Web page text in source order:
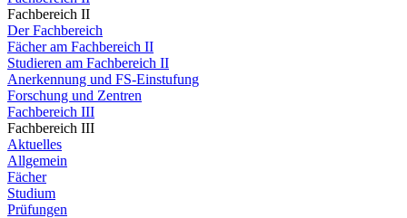
Fachbereich II
Der Fachbereich
Fächer am Fachbereich II
Studieren am Fachbereich II
Anerkennung und FS-Einstufung
Forschung und Zentren
Fachbereich III
Fachbereich III
Aktuelles
Allgemein
Fächer
Studium
Prüfungen